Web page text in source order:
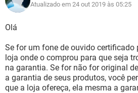
Atualizado em 24 out 2019 às 05:25
Olá
Se for um fone de ouvido certificado
loja onde o comprou para que seja
na garantia. Se for não for original
a garantia de seus produtos, você
que a loja ofereça, ela mesma a